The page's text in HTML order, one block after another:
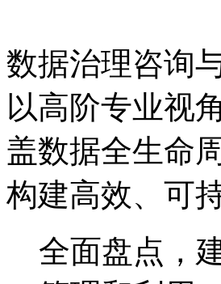
数据治理咨询
以高阶专业视角
盖数据全生命周
构建高效、
全面盘点